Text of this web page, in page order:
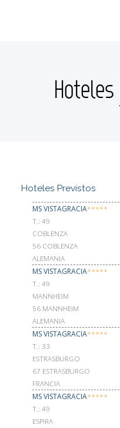
Hoteles
Hoteles Previstos
MS VISTAGRACIA*****
Т.: 49
COBLENZA
56 COBLENZA
ALEMANIA
MS VISTAGRACIA*****
Т.: 49
MANNHEIM
56 MANNHEIM
ALEMANIA
MS VISTAGRACIA*****
Т.: 33
ESTRASBURGO
67 ESTRASBURGO
FRANCIA
MS VISTAGRACIA*****
Т.: 49
ESPIRA